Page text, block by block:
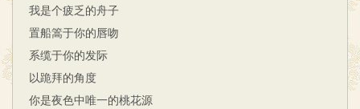
我是个疲乏的舟子
置船篙于你的唇吻
系缆于你的发际
以跪拜的角度
你是夜色中唯一的桃花源